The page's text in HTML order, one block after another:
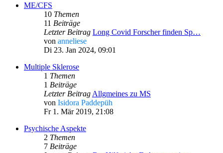
ME/CFS
10 Themen
11 Beiträge
Letzter Beitrag Long Covid Forscher finden Sp…
von anneliese
Di 23. Jan 2024, 09:01
Multiple Sklerose
1 Themen
1 Beiträge
Letzter Beitrag Allgmeines zu MS
von Isidora Paddepüh
Fr 1. Mär 2019, 21:08
Psychische Aspekte
2 Themen
7 Beiträge